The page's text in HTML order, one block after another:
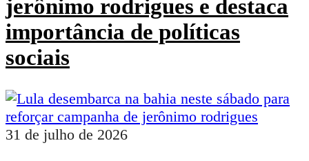
jerônimo rodrigues e destaca
importância de políticas
sociais
31 de julho de 2026